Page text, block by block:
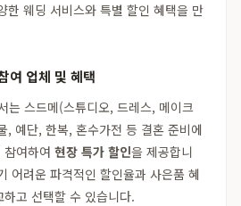
한 웨딩 서비스와 특별 할인 혜택을 만
여 업체 및 혜택
는 스드메(스튜디오, 드레스, 메이크
, 예단, 한복, 혼수가전 등 결혼 준비에
여하여 현장 특가 할인을 제공합니
어려운 파격적인 할인율과 사은품 혜
고 선택할 수 있습니다.